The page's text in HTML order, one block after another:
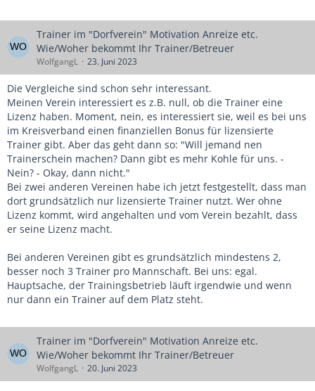
Trainer im "Dorfverein" Motivation Anreize etc.
Wie/Woher bekommt Ihr Trainer/Betreuer
WolfgangL 23. Juni 2023
Die Vergleiche sind schon sehr interessant.
Meinen Verein interessiert es z.B. null, ob die Trainer eine
Lizenz haben. Moment, nein, es interessiert sie, weil es bei uns
im Kreisverband einen finanziellen Bonus für lizensierte
Trainer gibt. Aber das geht dann so: "Will jemand nen
Trainerschein machen? Dann gibt es mehr Kohle für uns. -
Nein? - Okay, dann nicht."
Bei zwei anderen Vereinen habe ich jetzt festgestellt, dass man
dort grundsätzlich nur lizensierte Trainer nutzt. Wer ohne
Lizenz kommt, wird angehalten und vom Verein bezahlt, dass
er seine Lizenz macht.
Bei anderen Vereinen gibt es grundsätzlich mindestens 2,
besser noch 3 Trainer pro Mannschaft. Bei uns: egal.
Hauptsache, der Trainingsbetrieb läuft irgendwie und wenn
nur dann ein Trainer auf dem Platz steht.
Trainer im "Dorfverein" Motivation Anreize etc.
Wie/Woher bekommt Ihr Trainer/Betreuer
WolfgangL 20. Juni 2023